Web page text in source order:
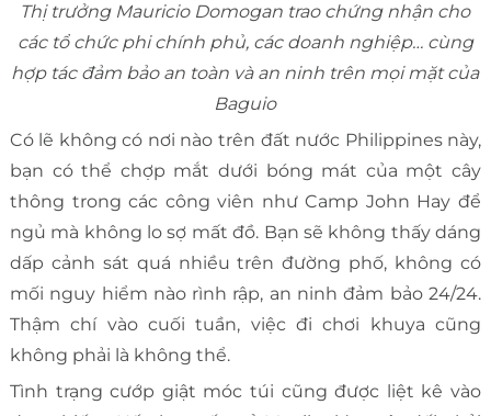
Thị trưởng Mauricio Domogan trao chứng nhận cho
các tổ chức phi chính phủ, các doanh nghiệp… cùng
hợp tác đảm bảo an toàn và an ninh trên mọi mặt của
Baguio
Có lẽ không có nơi nào trên đất nước Philippines này,
bạn có thể chợp mắt dưới bóng mát của một cây
thông trong các công viên như Camp John Hay để
ngủ mà không lo sợ mất đồ. Bạn sẽ không thấy dáng
dấp cảnh sát quá nhiều trên đường phố, không có
mối nguy hiểm nào rình rập, an ninh đảm bảo 24/24.
Thậm chí vào cuối tuần, việc đi chơi khuya cũng
không phải là không thể.
Tình trạng cướp giật móc túi cũng được liệt kê vào